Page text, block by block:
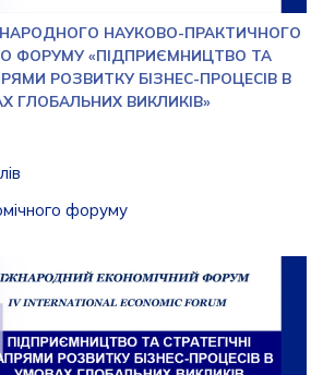
НАУКОВО-ПРАКТИЧНОГО
ФОРУМУ «ПІДПРИЄМНИЦТВО ТА
РОЗВИТКУ БІЗНЕС-ПРОЦЕСІВ В
ГЛОБАЛЬНИХ ВИКЛИКІВ»
форуму